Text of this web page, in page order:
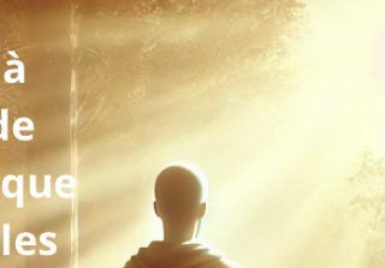
paraître ». L’individuation, en revanche ...